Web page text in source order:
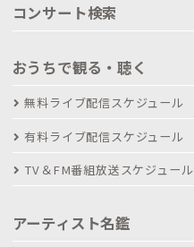
コンサート検索
おうちで観る・聴く
無料ライブ配信スケジュール
有料ライブ配信スケジュール
TV＆FM番組放送スケジュール
アーティスト名鑑